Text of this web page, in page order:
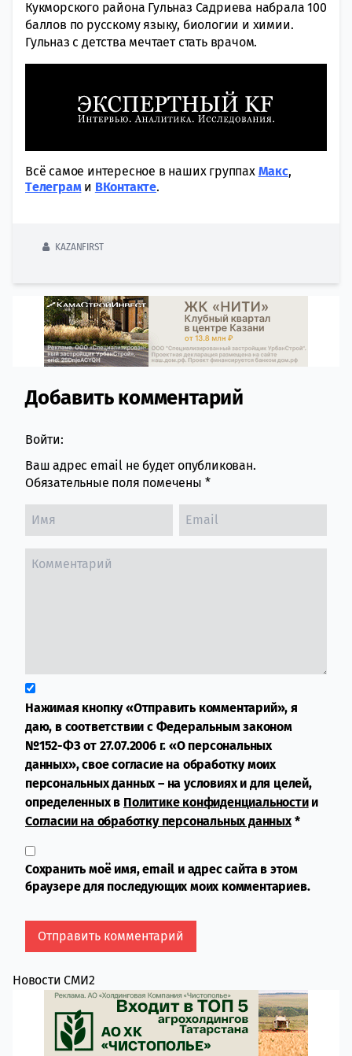
Кукморского района Гульназ Садриева набрала 100
баллов по русскому языку, биологии и химии.
Гульназ с детства мечтает стать врачом.
Всё самое интересное в наших группах Макс,
Tелеграми ВКонтакте.
KAZANFIRST
Comment section
Добавить комментарий
Войти:
Ваш адрес email не будет опубликован.
Обязательные поля помечены *
Нажимая кнопку «Отправить комментарий», я
даю, в соответствии с Федеральным законом
№152-ФЗ от 27.07.2006 г. «О персональных
данных», свое согласие на обработку моих
персональных данных – на условиях и для целей,
определенных в Политике конфиденциальностии
Согласии на обработку персональных данных*
Сохранить моё имя, email и адрес сайта в этом
браузере для последующих моих комментариев.
Новости СМИ2